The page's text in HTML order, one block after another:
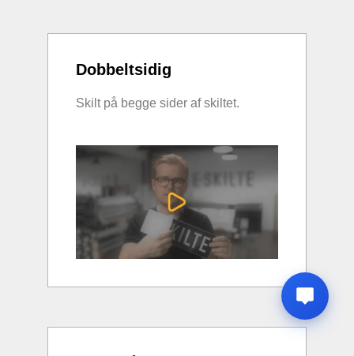
Dobbeltsidig
Skilt på begge sider af skiltet.